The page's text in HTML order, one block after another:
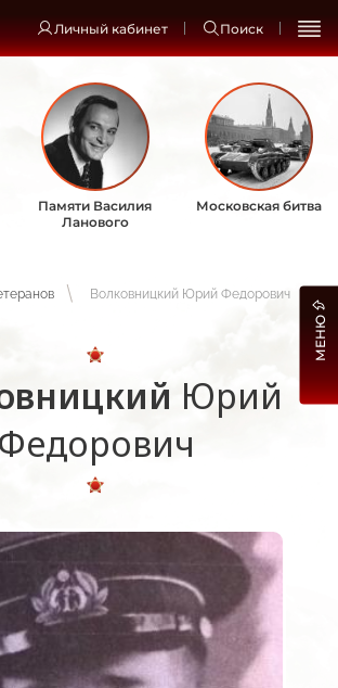
Личный кабинет Поиск
Памяти Василия
Ланового
Московская битва
Волковницкий Юрий Федорович
Юрий
Федорович
МЕНЮ